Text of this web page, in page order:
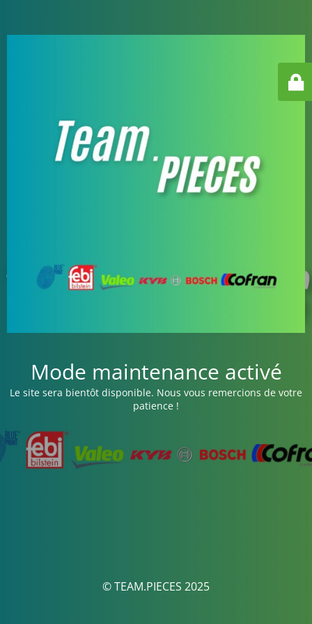
Mode maintenance activé
Le site sera bientôt disponible. Nous vous remercions de votre
patience !
© TEAM.PIECES 2025